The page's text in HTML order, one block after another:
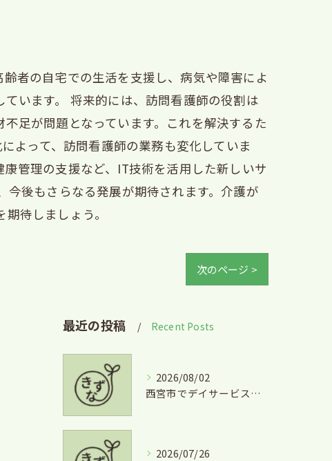
者の自宅での生活を支援し、病気や障害によ
います。 将来的には、訪問看護師の役割は
足が問題となっています。これを解決するた
よって、訪問看護師の業務も変化していま
管理の支援など、IT技術を活用した新しいサ
後もさらなる発展が期待されます。介護が
待しましょう。
次のページ >
最近の投稿 Recent Posts
2026/08/02
西宮市でデイサービスとグルメを両立できる兵庫県西宮市学文殿町の魅力
2026/07/26